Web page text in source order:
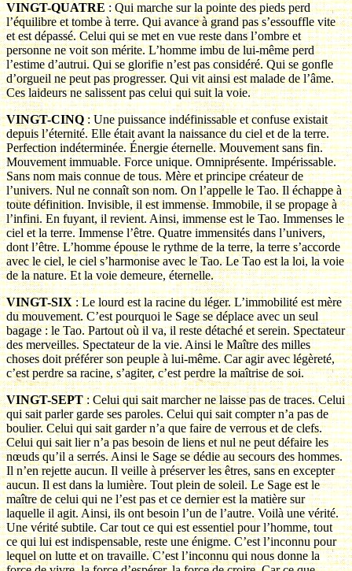
VINGT-QUATRE: Qui marche sur la pointe des pieds perd
l’équilibre et tombe à terre. Qui avance à grand pas s’essouffle vite
et est dépassé. Celui qui se met en vue reste dans l’ombre et
personne ne voit son mérite. L’homme imbu de lui-même perd
l’estime d’autrui. Qui se glorifie n’est pas considéré. Qui se gonfle
d’orgueil ne peut pas progresser. Qui vit ainsi est malade de l’âme.
Ces laideurs ne salissent pas celui qui suit la voie.
VINGT-CINQ: Une puissance indéfinissable et confuse existait
depuis l’éternité. Elle était avant la naissance du ciel et de la terre.
Perfection indéterminée. Énergie éternelle. Mouvement sans fin.
Mouvement immuable. Force unique. Omniprésente. Impérissable.
Sans nom mais connue de tous. Mère et principe créateur de
l’univers. Nul ne connaît son nom. On l’appelle le Tao. Il échappe à
toute définition. Invisible, il est immense. Immobile, il se propage à
l’infini. En fuyant, il revient. Ainsi, immense est le Tao. Immenses le
ciel et la terre. Immense l’être. Quatre immensités dans l’univers,
dont l’être. L’homme épouse le rythme de la terre, la terre s’accorde
avec le ciel, le ciel s’harmonise avec le Tao. Le Tao est la loi, la voie
de la nature. Et la voie demeure, éternelle.
VINGT-SIX: Le lourd est la racine du léger. L’immobilité est mère
du mouvement. C’est pourquoi le Sage se déplace avec un seul
bagage : le Tao. Partout où il va, il reste détaché et serein. Spectateur
des merveilles. Spectateur de la vie. Ainsi le Maître des milles
choses doit préférer son peuple à lui-même. Car agir avec légèreté,
c’est perdre sa racine, s’agiter, c’est perdre la maîtrise de soi.
VINGT-SEPT: Celui qui sait marcher ne laisse pas de traces. Celui
qui sait parler garde ses paroles. Celui qui sait compter n’a pas de
boulier. Celui qui sait garder n’a que faire de verrous et de clefs.
Celui qui sait lier n’a pas besoin de liens et nul ne peut défaire les
nœuds qu’il a serrés. Ainsi le Sage se dédie au secours des hommes.
Il n’en rejette aucun. Il veille à préserver les êtres, sans en excepter
aucun. Il est dans la lumière. Tout plein de soleil. Le Sage est le
maître de celui qui ne l’est pas et ce dernier est la matière sur
laquelle il agit. Ainsi, ils ont besoin l’un de l’autre. Voilà une vérité.
Une vérité subtile. Car tout ce qui est essentiel pour l’homme, tout
ce qui lui est indispensable, reste une énigme. C’est l’inconnu pour
lequel on lutte et on travaille. C’est l’inconnu qui nous donne la